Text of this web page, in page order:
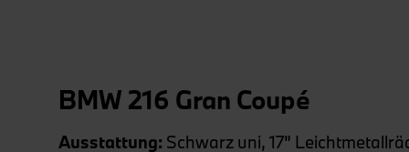
BMW 216 Gran Coupé
Ausstattung: Schwarz uni, 17"